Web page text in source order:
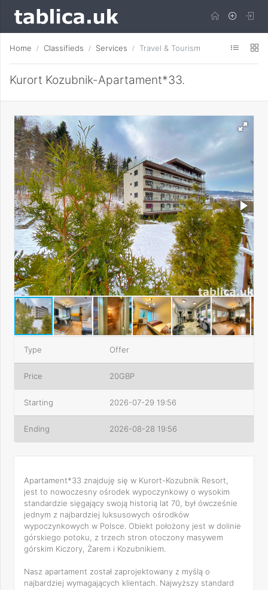
Home Classifieds Services Travel & Tourism
Kurort Kozubnik-Apartament*33.
Type Offer
Price 20GBP
Starting 2026-07-29 19:56
Ending 2026-08-28 19:56
Apartament*33 znajduję się w Kurort-Kozubnik Resort,
jest to nowoczesny ośrodek wypoczynkowy o wysokim
standardzie sięgający swoją historią lat 70, był ówcześnie
jednym z najbardziej luksusowych ośrodków
wypoczynkowych w Polsce. Obiekt położony jest w dolinie
górskiego potoku, z trzech stron otoczony masywem
górskim Kiczory, Żarem i Kozubnikiem.
Nasz apartament został zaprojektowany z myślą o
najbardziej wymagających klientach. Najwyższy standard